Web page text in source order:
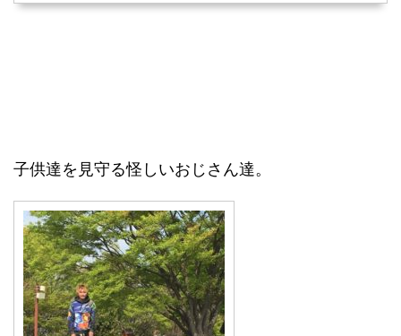
子供達を見守る怪しいおじさん達。